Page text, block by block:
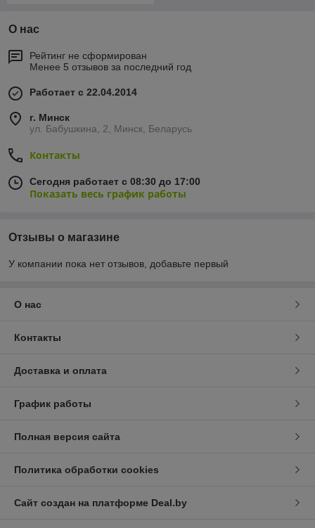
О нас
Рейтинг не сформирован
Менее 5 отзывов за последний год
Работает с 22.04.2014
г. Минск
ул. Бабушкина, 2, Минск, Беларусь
Контакты
Сегодня работает с 08:30 до 17:00
Показать весь график работы
Отзывы о магазине
У компании пока нет отзывов, добавьте первый
О нас
Контакты
Доставка и оплата
График работы
Полная версия сайта
Политика обработки cookies
Сайт создан на платформе Deal.by